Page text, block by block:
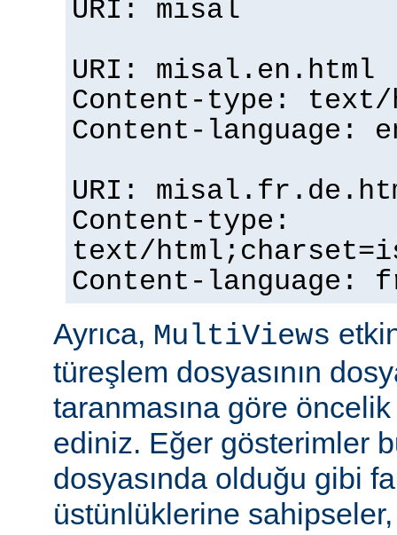
URI: misal
URI: misal.en.html
Content-type: text/
Content-language:
URI:
Content-type:
text/
Content-language:
Ayrıca, MultiViews
türeşlem dosyasının
taranmasına göre
ediniz. Eğer gösterimler
dosyasında olduğu gibi
üstünlüklerine